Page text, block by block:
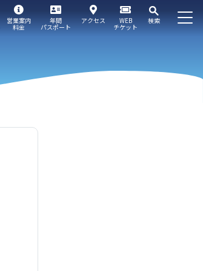
WEB
チケット
検索
営業案内
料金
年間
パスポート
アクセス